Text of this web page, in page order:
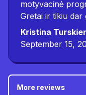
motyvacinė
Gretai ir tikiu dar
Kristina
September 15,
More reviews